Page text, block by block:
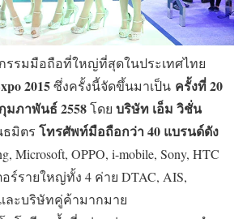
รรมมือถือที่ใหญ่ที่สุดในประเทศไทย
2015ซึ่งครั้งนี้จัดขึ้นมาเป็น ครั้งที่ 20
มภาพันธ์ 2558โดย บริษัท เอ็ม วิชั่น
มิตร โทรศัพท์มือถือกว่า 40 แบรนด์ดัง
Microsoft, OPPO, i-mobile, Sony, HTC
อร์รายใหญ่ทั้ง 4 ค่าย DTAC, AIS,
และบริษัทคู่ค้ามากมาย